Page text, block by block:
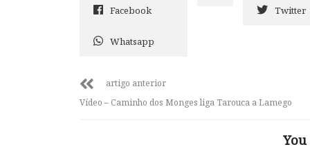
Facebook Twitter
Whatsapp
artigo anterior
Vídeo – Caminho dos Monges liga Tarouca a Lamego